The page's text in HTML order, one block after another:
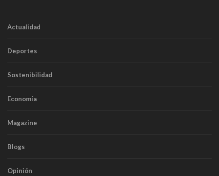
Actualidad
Deportes
Sostenibilidad
Economía
Magazine
Blogs
Opinión